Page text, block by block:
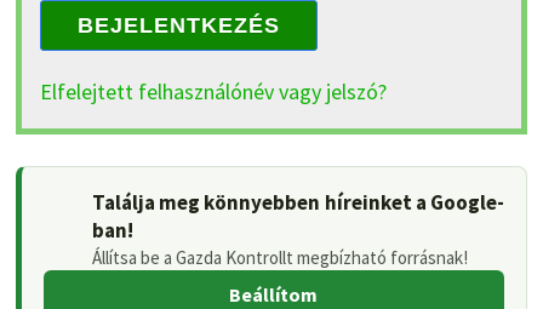
BEJELENTKEZÉS
Elfelejtett felhasználónév vagy jelszó?
Találja meg könnyebben híreinket a Google-
ban!
Állítsa be a Gazda Kontrollt megbízható forrásnak!
Beállítom